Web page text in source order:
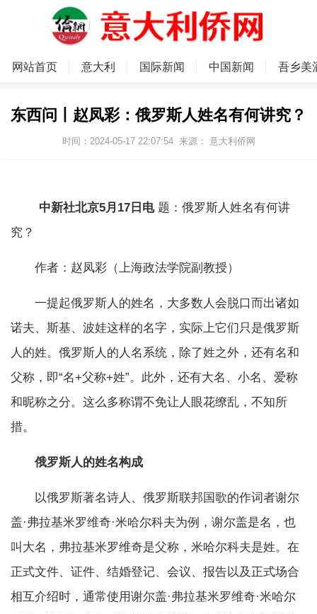
网站首页 意大利 国际新闻 中国新闻 吾乡美
东西问丨赵凤彩：俄罗斯人姓名有何讲究？
时间：2024-05-17 22:07:54 来源： 意大利侨网
中新社北京5月17日电 题：俄罗斯人姓名有何讲
究？
作者：赵凤彩（上海政法学院副教授）
一提起俄罗斯人的姓名，大多数人会脱口而出诸如
诺夫、斯基、波娃这样的名字，实际上它们只是俄罗斯
人的姓。俄罗斯人的人名系统，除了姓之外，还有名和
父称，即“名+父称+姓”。此外，还有大名、小名、爱称
和昵称之分。这么多称谓不免让人眼花缭乱，不知所
措。
俄罗斯人的姓名构成
以俄罗斯著名诗人、俄罗斯联邦国歌的作词者谢尔
盖·弗拉基米罗维奇·米哈尔科夫为例，谢尔盖是名，也
叫大名，弗拉基米罗维奇是父称，米哈尔科夫是姓。在
正式文件、证件、结婚登记、会议、报告以及正式场合
相互介绍时，通常使用谢尔盖·弗拉基米罗维奇·米哈尔